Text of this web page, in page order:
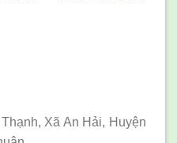
Xã An Hải, Huyện